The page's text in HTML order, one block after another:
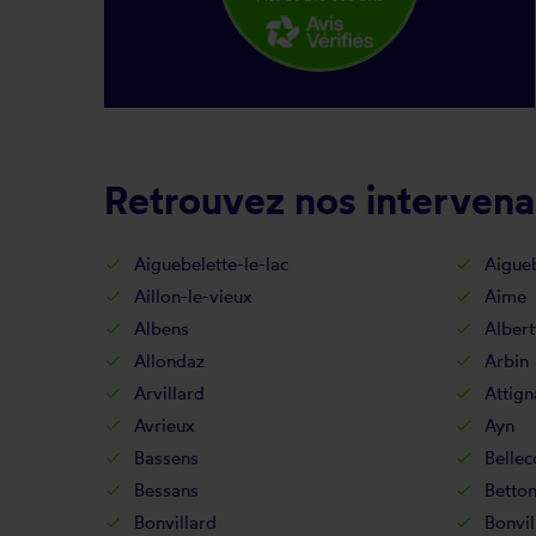
Retrouvez nos
Aiguebelette-le-lac
Aillon-le-vieux
Aime
Albens
Allondaz
Arbin
Arvillard
Avrieux
Ayn
Bassens
Bessans
Bonvillard